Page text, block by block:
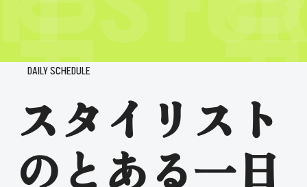
DAILY SCHEDULE
スタイリスト
のとある一日